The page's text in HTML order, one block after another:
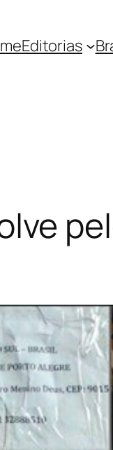
Editorias